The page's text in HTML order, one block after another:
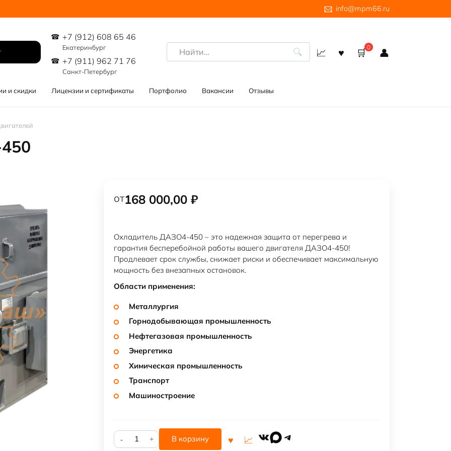
info@mpm66.ru
+7 (912) 608 65 46
Екатеринбург
+7 (911) 962 71 76
Санкт-Петербург
Search
for:
0
и скидки Лицензии и сертификаты Портфолио Вакансии Отзывы
от168 000,00 ₽
Охладитель ДАЗО4-450 – это надежная защита от перегрева и
гарантия бесперебойной работы вашего двигателя ДАЗО4-450!
Продлевает срок службы, снижает риски и обеспечивает максимальную
мощность без внезапных остановок.
Области применения:
Металлургия
Горнодобывающая промышленность
Нефтегазовая промышленность
Энергетика
Химическая промышленность
Транспорт
Машиностроение
Количество
товара
В корзину VKMAXTelegram